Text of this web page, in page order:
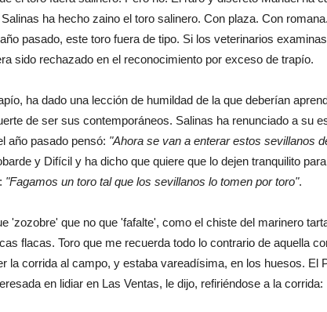
ha hecho zaino el toro salinero. Con plaza. Con
pasado, este toro fuera de tipo. Si los veterinarios
sido rechazado en el reconocimiento por exceso de trapío.
ha dado una lección de humildad de la que deberían
de ser sus contemporáneos. Salinas ha renunciado a su
año pasado pensó: "Ahora se van a enterar estos sevillanos
y Difícil y ha dicho que quiere que lo dejen tranquilito
"Fagamos un toro tal que los sevillanos lo tomen por toro".
que no que 'fafalte', como el chiste del marinero
flacas. Toro que me recuerda todo lo contrario de aquella
corrida al campo, y estaba vareadísima, en los huesos. El
en lidiar en Las Ventas, le dijo, refiriéndose a la corrida: